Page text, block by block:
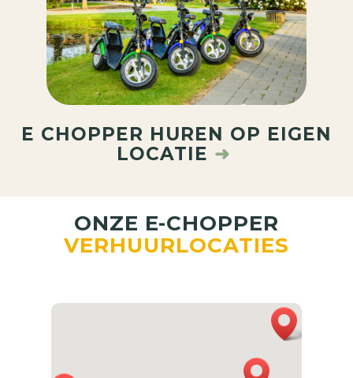
E CHOPPER HUREN OP EIGEN
LOCATIE ➜
ONZE E-CHOPPER
VERHUURLOCATIES